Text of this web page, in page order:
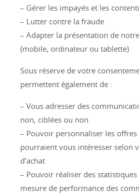
– Gérer les impayés et les
– Lutter contre la fraude
– Adapter la présentation de
(mobile, ordinateur ou tablette)
Sous réserve de votre
permettent également de :
– Vous adresser des
non, ciblées ou non
– Pouvoir personnaliser les
pourraient vous intéresser selon
d’achat
– Pouvoir réaliser des
mesure de performance des